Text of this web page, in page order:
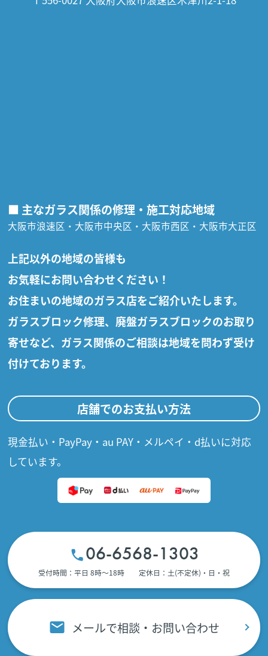
■ 主なガラス関係の修理・施工対応地域
大阪市浪速区・大阪市中央区・大阪市西区・大阪市大正区
上記以外の地域の皆様も
お気軽にお問い合わせください！
お住まいの地域のガラス店をご紹介いたします。
ガラスブロック修理、廃盤ガラスブロックのお取り
寄せなど、ガラス関係のご相談は地域を問わず受け
付けております。
店舗でのお支払い方法
現金払い・PayPay・au PAY・メルペイ・d払いに対応
しています。
06-6568-1303
受付時間：平日 8時〜18時 定休日：土(不定休)・日・祝
メールで相談・お問い合わせ